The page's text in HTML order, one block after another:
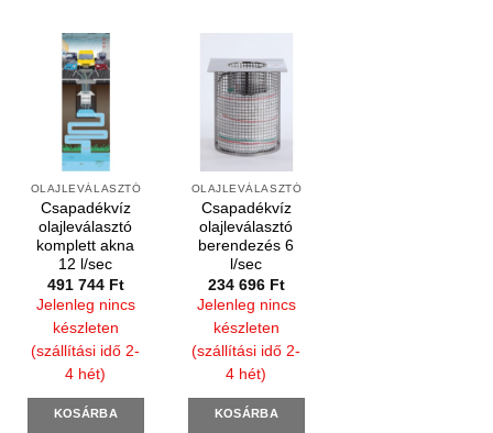
OLAJLEVÁLASZTÓ
Csapadékvíz
olajleválasztó
komplett akna
12 l/sec
491 744 Ft
Jelenleg nincs
készleten
(szállítási idő 2-
4 hét)
KOSÁRBA
OLAJLEVÁLASZTÓ
Csapadékvíz
olajleválasztó
berendezés 6
l/sec
234 696 Ft
Jelenleg nincs
készleten
(szállítási idő 2-
4 hét)
KOSÁRBA